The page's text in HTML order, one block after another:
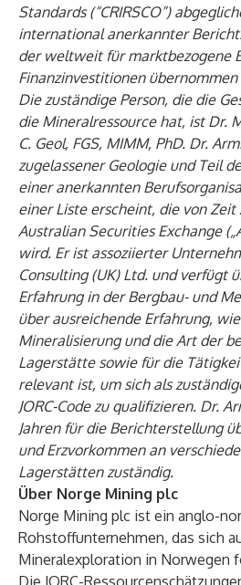
Standards (“CRIRSCO”)
international anerkannter
der weltweit für marktbezogene
Finanzinvestitionen
Die zuständige Person, die die
die Mineralressource hat, ist Dr.
C. Geol, FGS, MIMM, PhD. Dr.
zugelassener Geologie und Teil
einer anerkannten
einer Liste erscheint, die von Zeit
Australian Securities Exchange
wird. Er ist assoziierter
Consulting (UK) Ltd. und verfügt
Erfahrung in der Bergbau- und
über ausreichende Erfahrung,
Mineralisierung und die Art der
Lagerstätte sowie für die
relevant ist, um sich als
JORC-Code zu qualifizieren. Dr.
Jahren für die Berichterstellung
und Erzvorkommen an
Lagerstätten zuständig.
Über Norge Mining plc
Norge Mining plc ist ein anglo-
Rohstoffunternehmen, das sich
Mineralexploration in Norwegen
Die JORC-